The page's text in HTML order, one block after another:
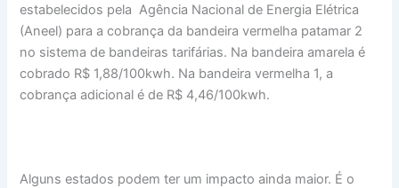
estabelecidos pela Agência Nacional de Energia Elétrica
(Aneel) para a cobrança da bandeira vermelha patamar 2
no sistema de bandeiras tarifárias. Na bandeira amarela é
cobrado R$ 1,88/100kwh. Na bandeira vermelha 1, a
cobrança adicional é de R$ 4,46/100kwh.
Alguns estados podem ter um impacto ainda maior. É o